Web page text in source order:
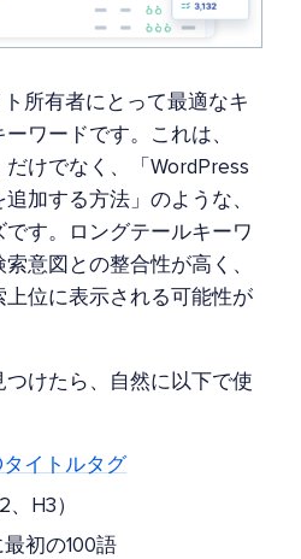
所有者にとって最適なキ
ワードです。これは、
だけでなく、「WordPress
加する方法」のような、
す。ロングテールキーワ
意図との整合性が高く、
位に表示される可能性が
けたら、自然に以下で使
イトルタグ
、H3）
初の100語